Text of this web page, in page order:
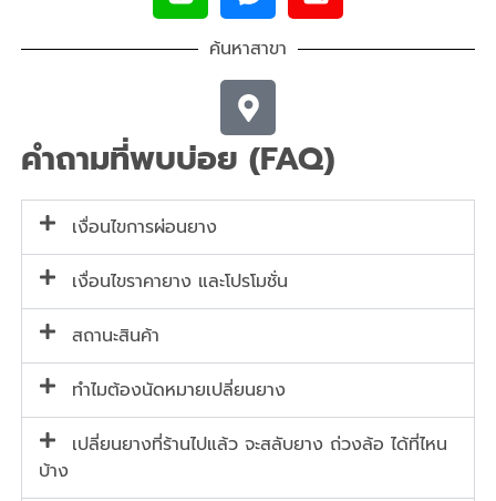
ค้นหาสาขา
คำถามที่พบบ่อย (FAQ)
เงื่อนไขการผ่อนยาง
เงื่อนไขราคายาง และโปรโมชั่น
สถานะสินค้า
ทำไมต้องนัดหมายเปลี่ยนยาง
เปลี่ยนยางที่ร้านไปแล้ว จะสลับยาง ถ่วงล้อ ได้ที่ไหน
บ้าง